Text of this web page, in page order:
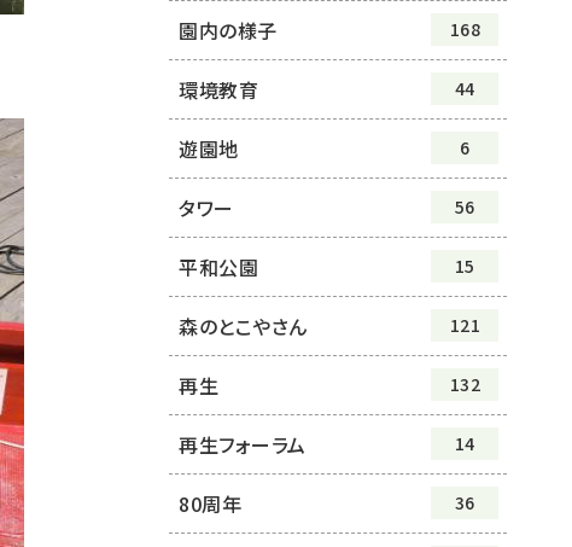
園内の様子 168
環境教育 44
遊園地 6
タワー 56
平和公園 15
森のとこやさん 121
再生 132
再生フォーラム 14
80周年 36